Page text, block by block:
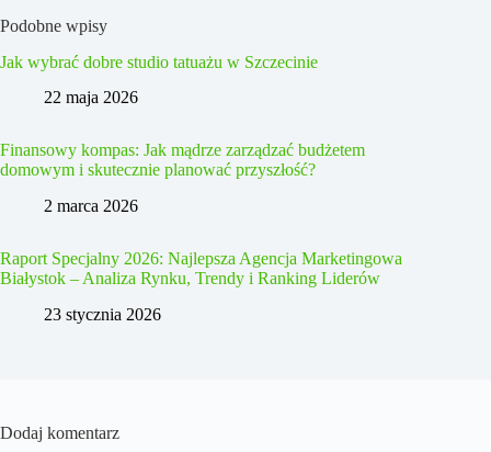
Podobne wpisy
Jak wybrać dobre studio tatuażu w Szczecinie
22 maja 2026
Finansowy kompas: Jak mądrze zarządzać budżetem
domowym i skutecznie planować przyszłość?
2 marca 2026
Raport Specjalny 2026: Najlepsza Agencja Marketingowa
Białystok – Analiza Rynku, Trendy i Ranking Liderów
23 stycznia 2026
Dodaj komentarz